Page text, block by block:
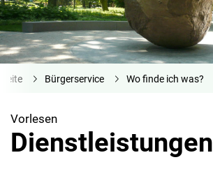
Bürgerservice Wo finde ich was?
Vorlesen
Dienstleistungen